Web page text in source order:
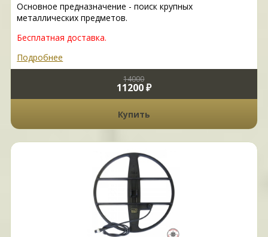
Основное предназначение - поиск крупных
металлических предметов.
Бесплатная доставка.
Подробнее
14000
11200 ₽
Купить